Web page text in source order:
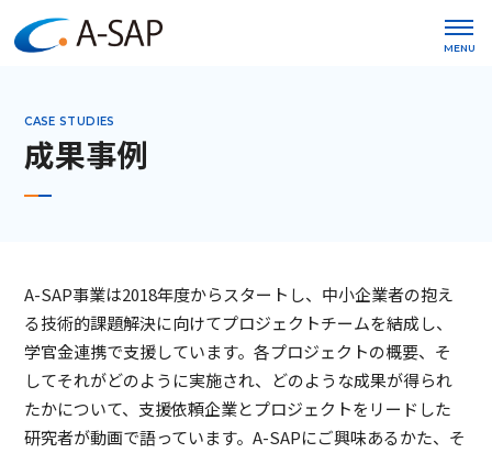
MENU
CASE STUDIES
成果事例
A-SAP事業は2018年度からスタートし、中小企業者の抱え
る技術的課題解決に向けてプロジェクトチームを結成し、
学官金連携で支援しています。各プロジェクトの概要、そ
してそれがどのように実施され、どのような成果が得られ
たかについて、支援依頼企業とプロジェクトをリードした
研究者が動画で語っています。A-SAPにご興味あるかた、そ